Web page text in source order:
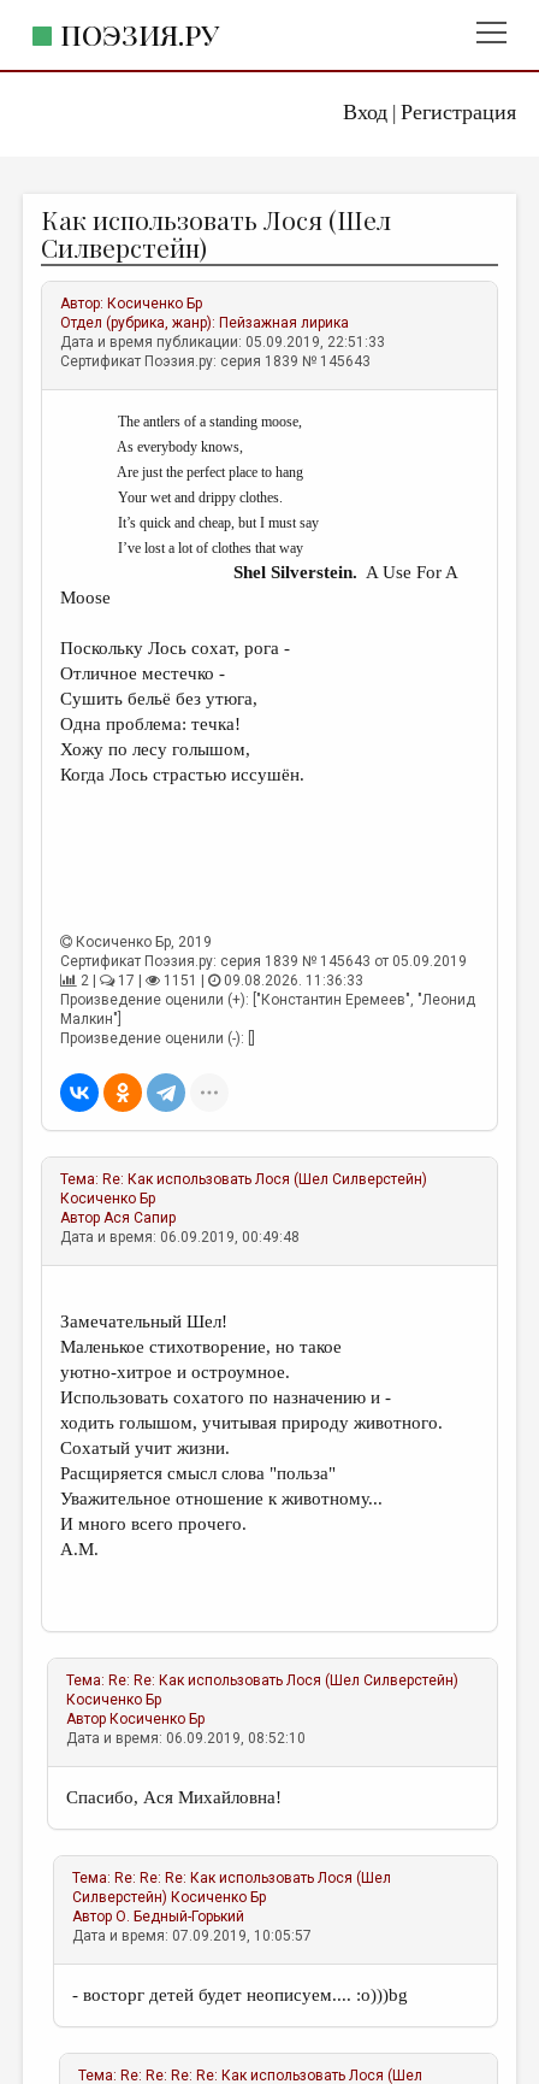
Вход| Регистрация
ПОЭЗИЯ.РУ
ЖАНРЫ
АВТОРЫ
КОММЕНТАРИИ
ЛИТСАЛОН
ПРАВИЛА САЙТА
ОТДЕЛЫ И РУБРИКИ
ИЗБРАННОЕ
ПЕРЕВОДЫ
КОНКУРСЫ
ДЕТСКАЯ КОМНАТА
КНИЖНАЯ ПОЛКА
КОЛОНКА РЕДАКТОРА
РЕДКОЛЛЕГИЯ
ОТ РЕДАКЦИИ
МАЛАЯ ПРОЗА
ЭССЕИСТИКА
ЛИТЕРАТУРОВЕДЕНИЕ
КУЛЬТУРОВЕДЕНИЕ
ЦИКЛЫ ПУБЛИКАЦИЙ
ТРЕДИАКОВСКИЙ
МЕДИА
ВКОНТАКТЕ
Как использовать Лося (Шел
Силверстейн)
Автор: Косиченко Бр
Отдел (рубрика, жанр): Пейзажная лирика
Дата и время публикации: 05.09.2019, 22:51:33
Сертификат Поэзия.ру: серия 1839 № 145643
The antlers of a standing moose,
As everybody knows,
Are just the perfect place to hang
Your wet and drippy clothes.
It’s quick and cheap, but I must say
I’ve lost a lot of clothes that way
Shel Silverstein. A Use For A
Moose
Поскольку Лось сохат, рога -
Отличное местечко -
Сушить бельё без утюга,
Одна проблема: течка!
Хожу по лесу голышом,
Когда Лось страстью иссушён.
Косиченко Бр, 2019
Сертификат Поэзия.ру: серия 1839 № 145643 от 05.09.2019
2 |
17 | 1151 |
09.08.2026. 11:36:33
Произведение оценили (+): ["Константин Еремеев", "Леонид
Малкин"]
Произведение оценили (-): []
Тема: Re: Как использовать Лося (Шел Силверстейн)
Косиченко Бр
АвторАся Сапир
Дата и время: 06.09.2019, 00:49:48
Замечательный Шел!
Маленькое стихотворение, но такое
уютно-хитрое и остроумное.
Использовать сохатого по назначению и -
ходить голышом, учитывая природу животного.
Сохатый учит жизни.
Расщиряется смысл слова "польза"
Уважительное отношение к животному...
И много всего прочего.
А.М.
Тема: Re: Re: Как использовать Лося (Шел Силверстейн)
Косиченко Бр
Автор Косиченко Бр
Дата и время: 06.09.2019, 08:52:10
Спасибо, Ася Михайловна!
Тема: Re: Re: Re: Как использовать Лося (Шел
Силверстейн) Косиченко Бр
АвторО. Бедный-Горький
Дата и время: 07.09.2019, 10:05:57
- восторг детей будет неописуем.... :о)))bg
Тема: Re: Re: Re: Re: Как использовать Лося (Шел